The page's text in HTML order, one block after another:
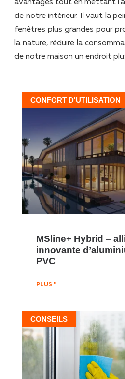
avantages tout en mettant
de notre intérieur. Il vaut la
fenêtres plus grandes pour
la nature, réduire la
de notre maison un endroit
CONFORT D'UTILISATION
MSline+ Hybrid –
innovante
PVC
PLUS "
CONSEILS